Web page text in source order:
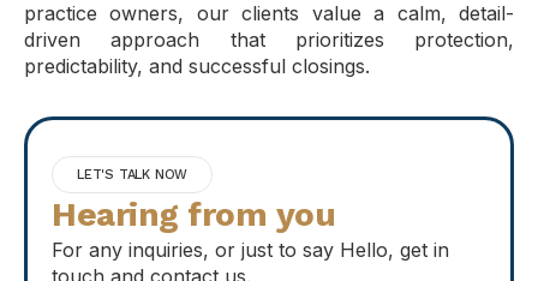
practice owners, our clients value a calm, detail-
driven approach that prioritizes protection,
predictability, and successful closings.
LET'S TALK NOW
Hearing from you
For any inquiries, or just to say Hello, get in
touch and contact us.